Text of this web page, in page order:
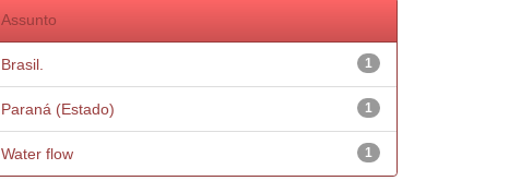
Assunto
1
Brasil.
1
Paraná (Estado)
1
Water flow